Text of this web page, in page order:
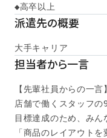
◆高卒以上
派遣先の概要
大手キャリア
担当者から一言
【先輩社員からの一言】
店舗で働くスタッフの
目標達成のため、み
「商品のレイアウト